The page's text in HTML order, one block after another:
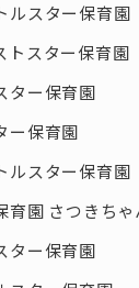
ルスター保育園
トスター保育園
ター保育園
ー保育園
ルスター保育園
育園 さつきち
ター保育園